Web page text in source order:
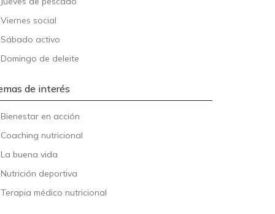
Viernes social
Sábado activo
Domingo de deleite
de interés
Bienestar en acción
Coaching nutricional
La buena vida
Nutrición deportiva
Terapia médico nutricional